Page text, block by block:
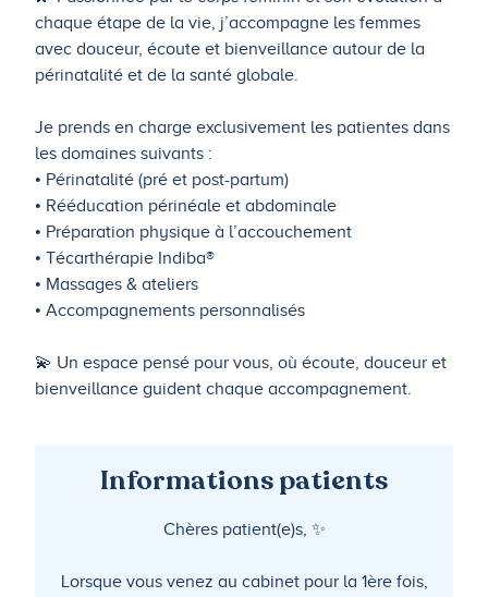
chaque étape de la vie, j’accompagne les femmes
avec douceur, écoute et bienveillance autour de la
périnatalité et de la santé globale.
Je prends en charge exclusivement les patientes dans
les domaines suivants :
• Périnatalité (pré et post-partum)
• Rééducation périnéale et abdominale
• Préparation physique à l’accouchement
• Técarthérapie Indiba®
• Massages & ateliers
• Accompagnements personnalisés
💫 Un espace pensé pour vous, où écoute, douceur et
bienveillance guident chaque accompagnement.
Informations patients
Chères patient(e)s, ✨
Lorsque vous venez au cabinet pour la 1ère fois,